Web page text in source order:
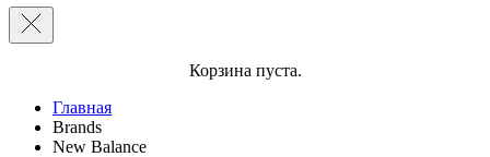
Корзина пуста.
Главная
Brands
New Balance